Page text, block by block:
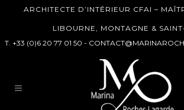
ARCHITECTE D’INTÉRIEUR CFAI –
LIBOURNE, MONTAGNE &
T. +33 (0)6 20 77 01 50 -